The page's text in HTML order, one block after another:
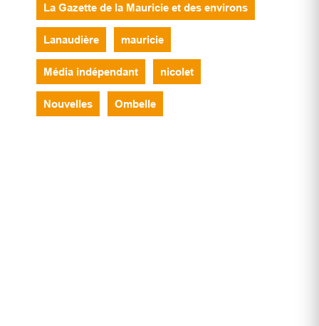
La Gazette de la Mauricie et des environs
Lanaudière mauricie
Média indépendant nicolet
Nouvelles Ombelle